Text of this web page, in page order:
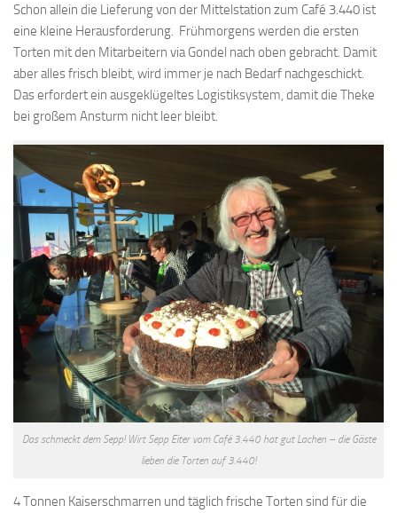
Schon allein die Lieferung von der Mittelstation zum Café 3.440 ist
eine kleine Herausforderung. Frühmorgens werden die ersten
Torten mit den Mitarbeitern via Gondel nach oben gebracht. Damit
aber alles frisch bleibt, wird immer je nach Bedarf nachgeschickt.
Das erfordert ein ausgeklügeltes Logistiksystem, damit die Theke
bei großem Ansturm nicht leer bleibt.
Das schmeckt dem Sepp! Wirt Sepp Eiter vom Café 3.440 hat gut Lachen – die Gäste
lieben die Torten auf 3.440!
4 Tonnen Kaiserschmarren und täglich frische Torten sind für die